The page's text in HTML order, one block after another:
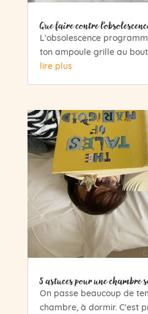
Que faire contre
L'obsolescence
ton ampoule grille au
lire plus
5 astuces pour une chambre
On passe beaucoup de
chambre, à dormir. C'est